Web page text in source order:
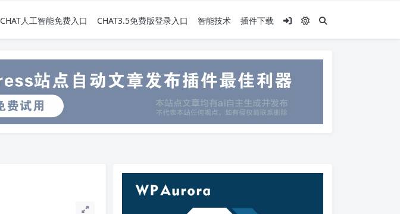
CHAT人工智能免费入口 CHAT3.5免费版登录入口 智能技术 插件下载